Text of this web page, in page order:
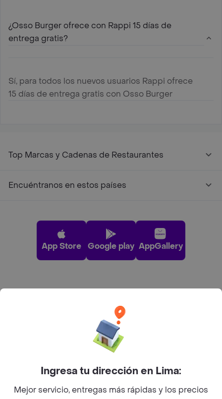
¿Osso Burger ofrece con Rappi 15 días de
entrega gratis?
Sí, para todos los nuevos usuarios Rappi ofrece
15 días de entrega gratis con Osso Burger
Top Marcas y Cadenas de Restaurantes
Encuéntranos en estos países
App Store Google play AppGallery
Sobre Rappi
Ingresa tu dirección en Lima:
Mejor servicio, entregas más rápidas y los precios